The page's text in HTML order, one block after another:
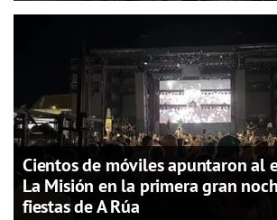
Cientos de móviles apuntaron al
La Misión en la primera gran
fiestas de A Rúa